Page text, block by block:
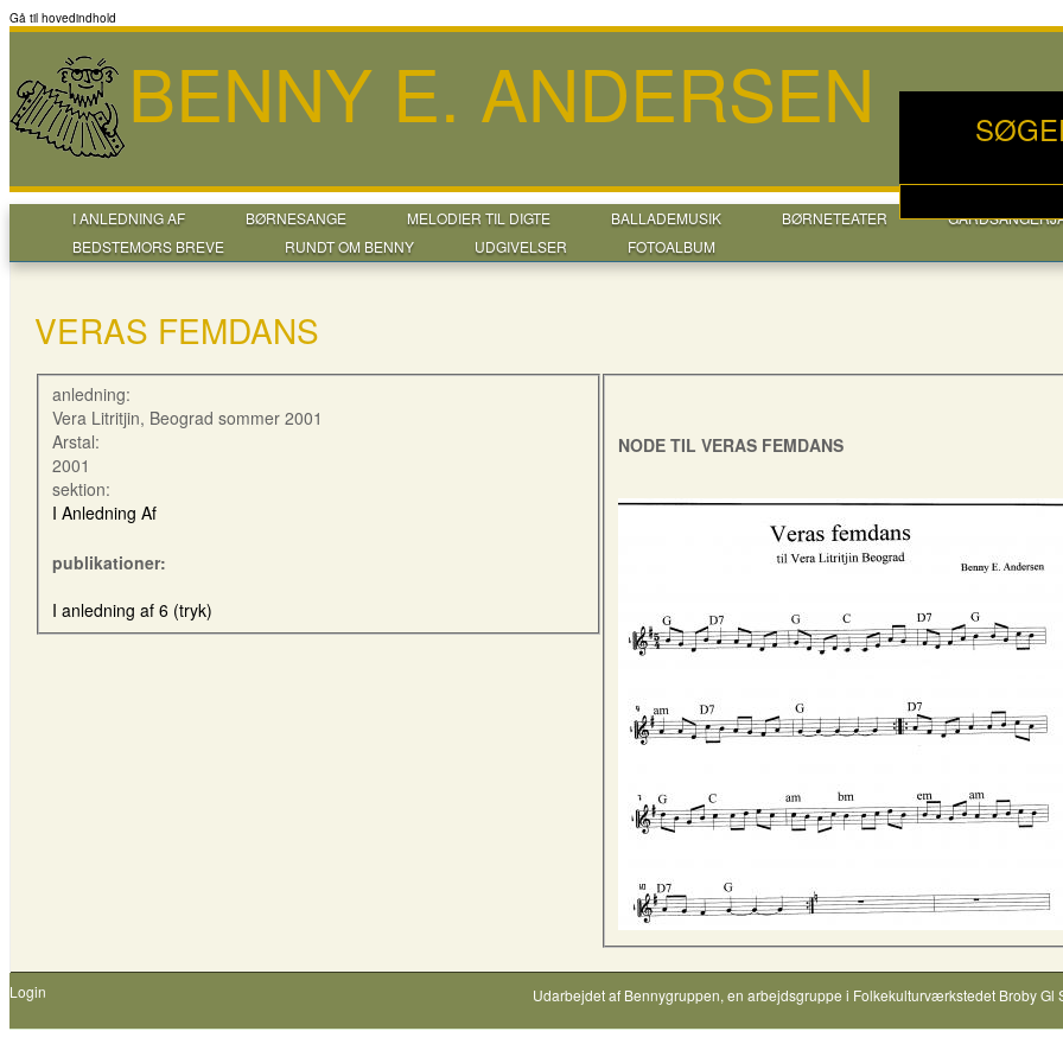
Gå til hovedindhold
BENNY E. ANDERSEN
I ANLEDNING AF BØRNESANGE MELODIER TIL DIGTE BALLADEMUSIK BØRNETEATER
BEDSTEMORS BREVE
RUNDT OM BENNY UDGIVELSER FOTOALBUM
VERAS FEMDANS
anledning:
Vera Litritjin, Beograd sommer 2001
Arstal:
2001
sektion:
I Anledning Af
publikationer:
I anledning af 6 (tryk)
NODE TIL VERAS FEMDANS
Login Udarbejdet af Bennygruppen, en arbejdsgruppe i Folkekulturværkstedet Broby Gl